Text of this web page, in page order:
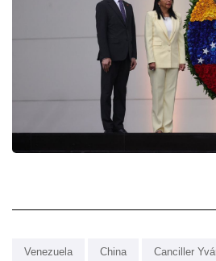
Venezuela China Canciller